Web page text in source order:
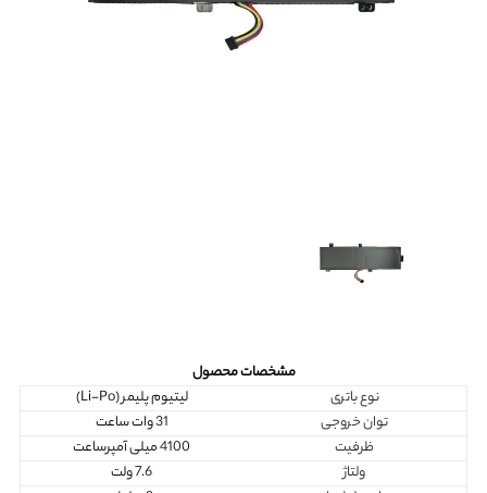
مشخصات محصول
نوع باتری
لیتیوم پلیمر (Li-Po)
توان خروجی
31 وات ساعت
ظرفیت
4100 میلی آمپرساعت
ولتاژ
7.6 ولت